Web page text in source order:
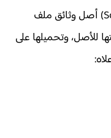
- يتعين على المترشحين نسخ (Scanner) أصل وثائق ملف
للأصل، وتحميلها على